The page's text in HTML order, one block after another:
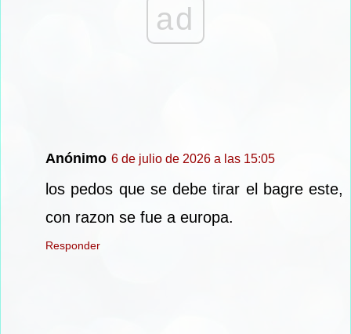
ad
Anónimo 6 de julio de 2026 a las 15:05
los pedos que se debe tirar el bagre este,
con razon se fue a europa.
Responder